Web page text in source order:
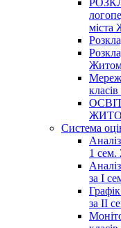
міста
Система
1 сем.
за І
за ІІ